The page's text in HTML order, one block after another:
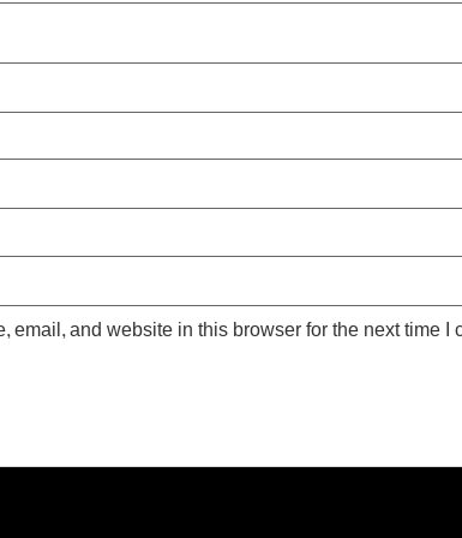
email, and website in this browser for the next time I